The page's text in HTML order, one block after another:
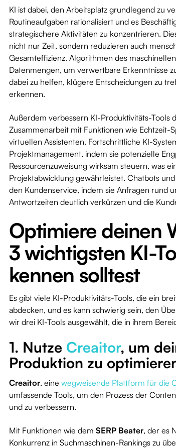
KI ist dabei, den Arbeitsplatz grundlegend zu
Routineaufgaben rationalisiert und es
strategischere Aktivitäten zu konzentrieren.
nicht nur Zeit, sondern reduzieren auch
Gesamteffizienz. Algorithmen des
Datenmengen, um verwertbare Erkenntnisse
dabei zu helfen, klügere Entscheidungen zu
erkennen.
Außerdem verbessern KI-Produktivitäts-Tools
Zusammenarbeit mit Funktionen wie Echtzeit-
virtuellen Assistenten. Fortschrittliche KI-
Projektmanagement, indem sie potenzielle
Ressourcenzuweisung wirksam steuern, was
Projektabwicklung gewährleistet. Chatbots
den Kundenservice, indem sie Anfragen rund
Antwortzeiten deutlich verkürzen und die
Optimiere deinen
3 wichtigsten KI-
kennen solltest
Es gibt viele KI-Produktivitäts-Tools, die ein
abdecken, und es kann schwierig sein, den
wir drei KI-Tools ausgewählt, die in ihrem
1. Nutze Creaitor, um
Produktion zu
Creaitor, eine wegweisende Plattform für die
umfassende Tools, um den Prozess der
und zu verbessern.
Mit Funktionen wie dem SERP Beater, der es
Konkurrenz in Suchmaschinen-Rankings zu